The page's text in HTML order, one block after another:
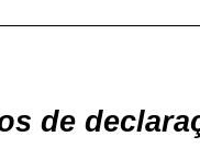
de